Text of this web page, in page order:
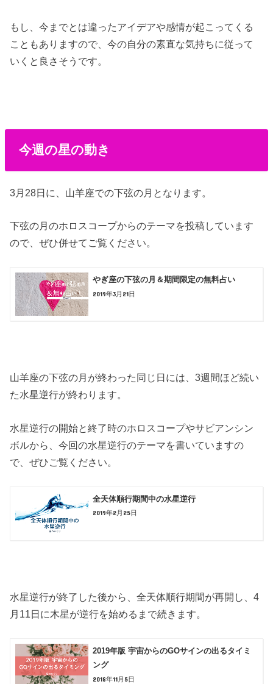
もし、今までとは違ったアイデアや感情が起こってくる
こともありますので、今の自分の素直な気持ちに従って
いくと良さそうです。
今週の星の動き
3月28日に、山羊座での下弦の月となります。
下弦の月のホロスコープからのテーマを投稿しています
ので、ぜひ併せてご覧ください。
やぎ座の下弦の月＆期間限定の無料占い
2019年3月21日
山羊座の下弦の月が終わった同じ日には、3週間ほど続い
た水星逆行が終わります。
水星逆行の開始と終了時のホロスコープやサビアンシン
ボルから、今回の水星逆行のテーマを書いていますの
で、ぜひご覧ください。
全天体順行期間中の水星逆行
2019年2月25日
水星逆行が終了した後から、全天体順行期間が再開し、4
月11日に木星が逆行を始めるまで続きます。
2019年版 宇宙からのGOサインの出るタイミ
ング
2018年11月5日